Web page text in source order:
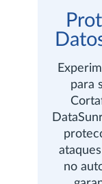
para
no